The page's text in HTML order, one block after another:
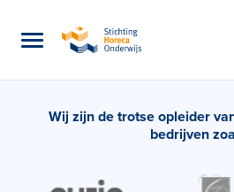
Wij zijn de trotse opleider
bedrijven